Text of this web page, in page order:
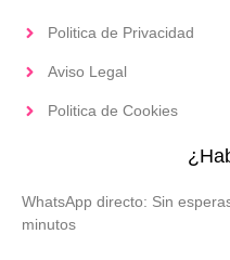
Politica de Privacidad
Aviso Legal
Politica de Cookies
WhatsApp directo: Sin
minutos